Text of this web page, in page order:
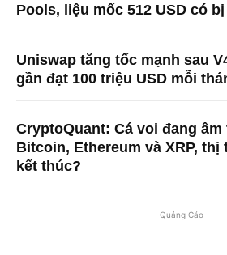
Pools, liệu mốc 512 USD có
Uniswap tăng tốc mạnh sau
gần đạt 100 triệu USD mỗi
CryptoQuant: Cá voi đang âm
Bitcoin, Ethereum và XRP,
kết thúc?
Quảng Cáo